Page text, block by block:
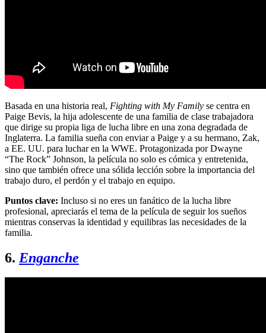
Basada en una historia real, Fighting with My Family se centra en
Paige Bevis, la hija adolescente de una familia de clase trabajadora
que dirige su propia liga de lucha libre en una zona degradada de
Inglaterra. La familia sueña con enviar a Paige y a su hermano, Zak,
a EE. UU. para luchar en la WWE. Protagonizada por Dwayne
“The Rock” Johnson, la película no solo es cómica y entretenida,
sino que también ofrece una sólida lección sobre la importancia del
trabajo duro, el perdón y el trabajo en equipo.
Puntos clave: Incluso si no eres un fanático de la lucha libre
profesional, apreciarás el tema de la película de seguir los sueños
mientras conservas la identidad y equilibras las necesidades de la
familia.
6. Enganche